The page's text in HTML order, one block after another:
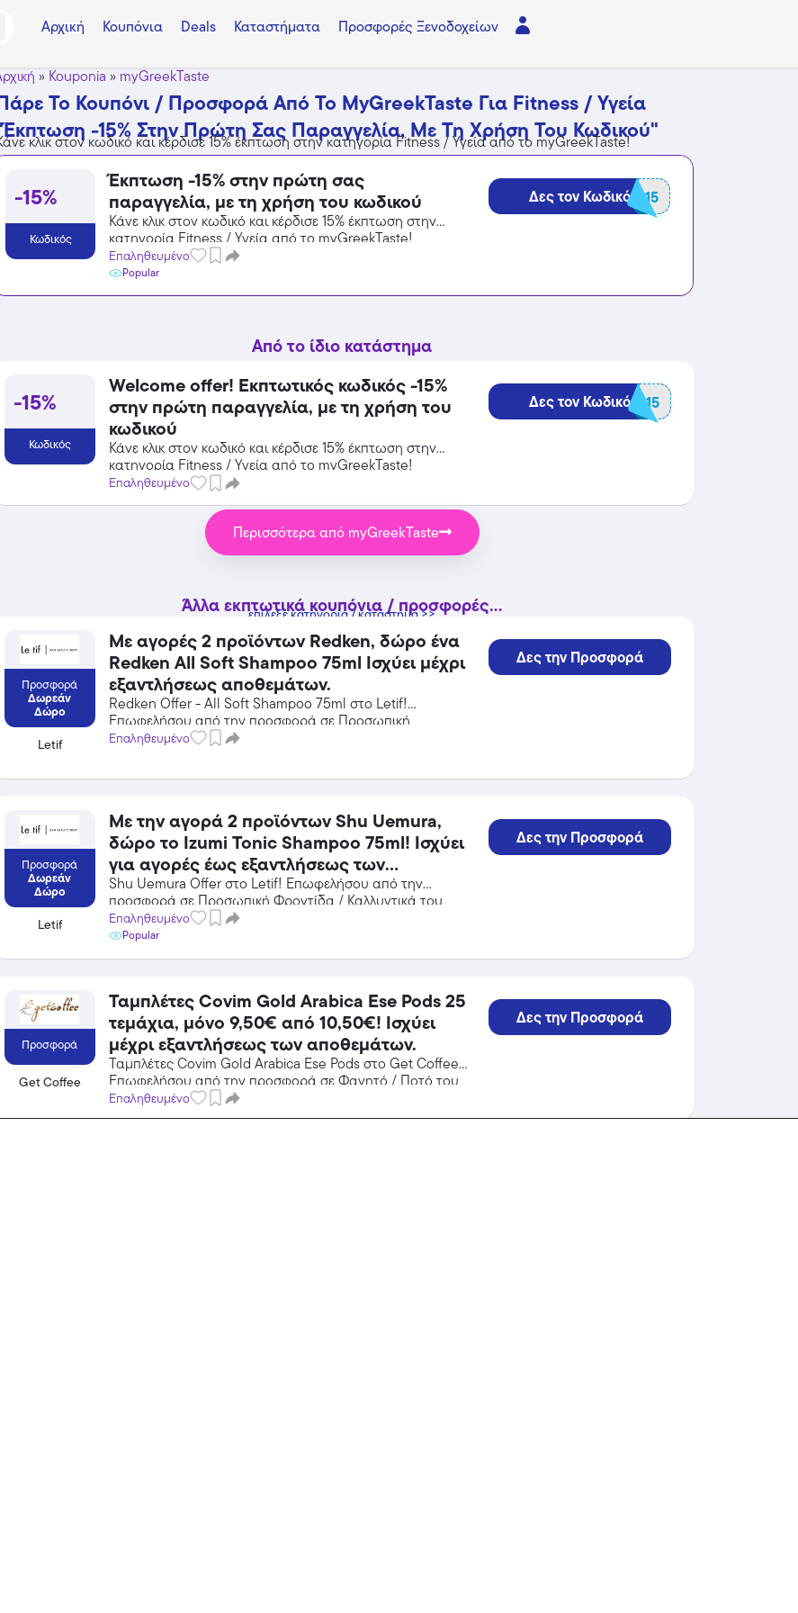
Αρχική Κουπόνια Deals Καταστήματα Προσφορές Ξενοδοχείων
Extra -40% Έκπτωση σε όλα τα
» Kouponia » myGreekTaste
Το Κουπόνι / Προσφορά Από Το MyGreekTaste Για Fitness / Υγεία
-15% Στην Πρώτη Σας Παραγγελία, Με Τη Χρήση Του Κωδικού"
κλικ στον κωδικό και κέρδισε 15% έκπτωση στην κατηγορία Fitness / Υγεία από το myGreekTaste!
-15%
Κωδικός
Έκπτωση -15% στην πρώτη σας
παραγγελία, με τη χρήση του κωδικού
Κάνε κλικ στον κωδικό και κέρδισε 15% έκπτωση στην
κατηγορία Fitness / Υγεία από το myGreekTaste!
Επαληθευμένο
Popular
Δες τον Κωδικό
SPECIAL15
Από το ίδιο κατάστημα
-15%
Κωδικός
Welcome offer! Εκπτωτικός κωδικός -15%
στην πρώτη παραγγελία, με τη χρήση του
κωδικού
Κάνε κλικ στον κωδικό και κέρδισε 15% έκπτωση στην
κατηγορία Fitness / Υγεία από το myGreekTaste!
Επαληθευμένο
Δες τον Κωδικό
SPECIAL15
Περισσότερα από myGreekTaste
Άλλα εκπτωτικά κουπόνια / προσφορές...
επίλεξε κατηγορία / κατάστημα >>
Προσφορά
Δωρεάν
Δώρο
Letif
Με αγορές 2 προϊόντων Redken, δώρο ένα
Redken All Soft Shampoo 75ml Ισχύει μέχρι
εξαντλήσεως αποθεμάτων.
Redken Offer - All Soft Shampoo 75ml στο Letif!
Επωφελήσου από την προσφορά σε Προσωπική
Φροντίδα / Καλλυντικά του Letif και κέρδισε από τις
Επαληθευμένο
Δες την Προσφορά
Προσφορά
Δωρεάν
Δώρο
Letif
Με την αγορά 2 προϊόντων Shu Uemura,
δώρο το Izumi Tonic Shampoo 75ml! Ισχύει
για αγορές έως εξαντλήσεως των
αποθεμάτων.
Shu Uemura Offer στο Letif! Επωφελήσου από την
προσφορά σε Προσωπική Φροντίδα / Καλλυντικά του
Letif και κέρδισε από τις εκπτώσεις!
Επαληθευμένο
Popular
Δες την Προσφορά
Προσφορά
Get Coffee
Ταμπλέτες Covim Gold Arabica Ese Pods 25
τεμάχια, μόνο 9,50€ από 10,50€! Ισχύει
μέχρι εξαντλήσεως των αποθεμάτων.
Ταμπλέτες Covim Gold Arabica Ese Pods στο Get Coffee!
Επωφελήσου από την προσφορά σε Φαγητό / Ποτό του
Get Coffee και κέρδισε από τις εκπτώσεις!
Επαληθευμένο
Δες την Προσφορά